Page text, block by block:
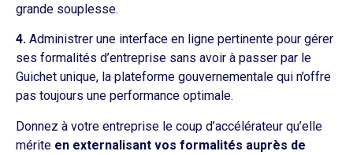
grande souplesse.
4. Administrer une interface en ligne pertinente pour gérer
ses formalités d’entreprise sans avoir à passer par le
Guichet unique, la plateforme gouvernementale qui n’offre
pas toujours une performance optimale.
Donnez à votre entreprise le coup d’accélérateur qu’elle
mérite en externalisant vos formalités auprès de